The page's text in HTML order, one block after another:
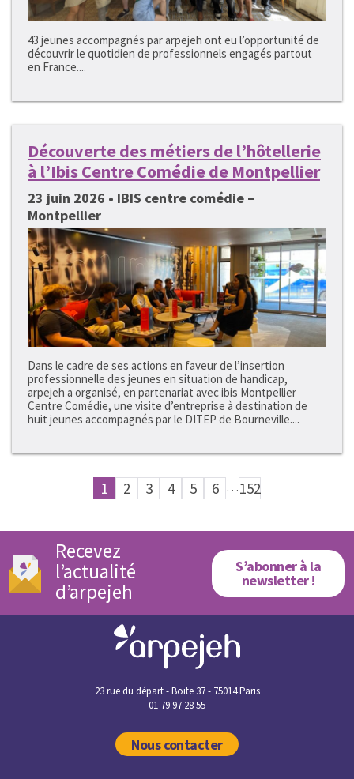
43 jeunes accompagnés par arpejeh ont eu l’opportunité de
découvrir le quotidien de professionnels engagés partout
en France....
Découverte des métiers de l’hôtellerie
à l’Ibis Centre Comédie de Montpellier
23 juin 2026 • IBIS centre comédie –
Montpellier
Dans le cadre de ses actions en faveur de l’insertion
professionnelle des jeunes en situation de handicap,
arpejeh a organisé, en partenariat avec ibis Montpellier
Centre Comédie, une visite d’entreprise à destination de
huit jeunes accompagnés par le DITEP de Bourneville....
1 2 3 4 5 6 …152
Recevez
l’actualité
d’arpejeh
S’abonner à la
newsletter !
23 rue du départ - Boite 37 - 75014 Paris
01 79 97 28 55
Nous contacter